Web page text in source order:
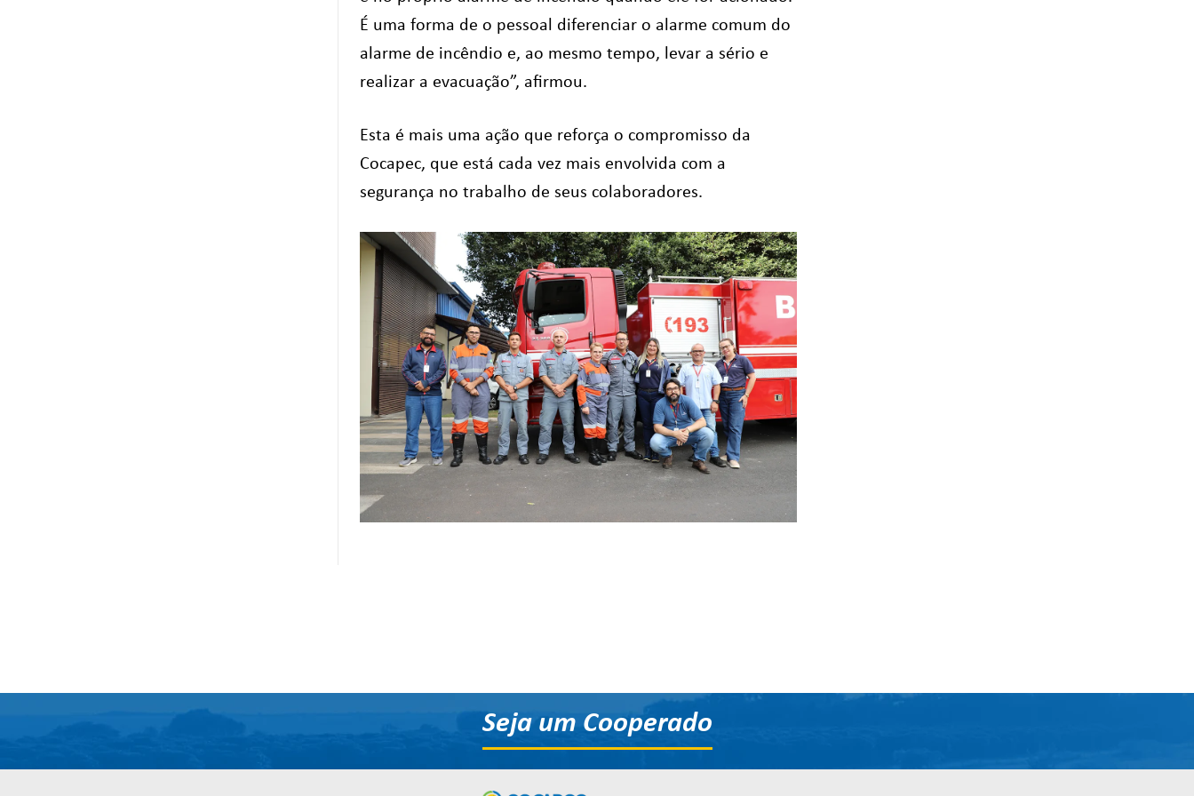
É uma forma de o pessoal diferenciar o alarme comum do
alarme de incêndio e, ao mesmo tempo, levar a sério e
realizar a evacuação”, afirmou.
Esta é mais uma ação que reforça o compromisso da
Cocapec, que está cada vez mais envolvida com a
segurança no trabalho de seus colaboradores.
Seja um Cooperado